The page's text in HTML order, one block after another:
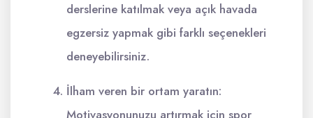
derslerine katılmak veya açık havada
egzersiz yapmak gibi farklı seçenekleri
deneyebilirsiniz.
İlham veren bir ortam yaratın:
Motivasyonunuzu artırmak için spor